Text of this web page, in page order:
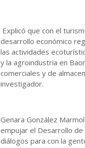
Explicó que con el
desarrollo económico
las actividades
y la agroindustria en
comerciales y de
investigador.
Genara González
empujar el Desarrollo
diálogos para con la